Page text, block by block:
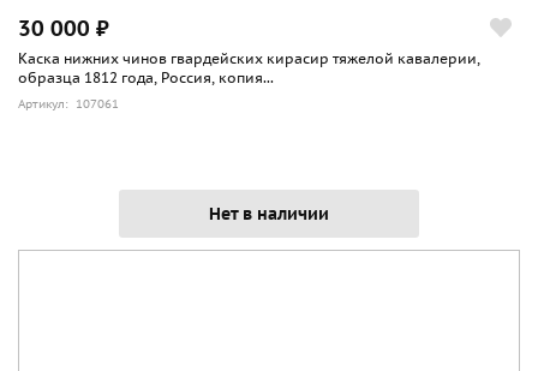
30 000 ₽
Каска нижних чинов гвардейских кирасир тяжелой кавалерии,
образца 1812 года, Россия, копия...
Артикул: 107061
Нет в наличии